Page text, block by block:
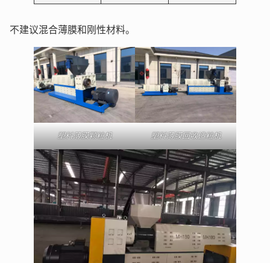
不建议混合薄膜和刚性材料。
塑料薄膜颗粒机 塑料薄膜回收造粒机